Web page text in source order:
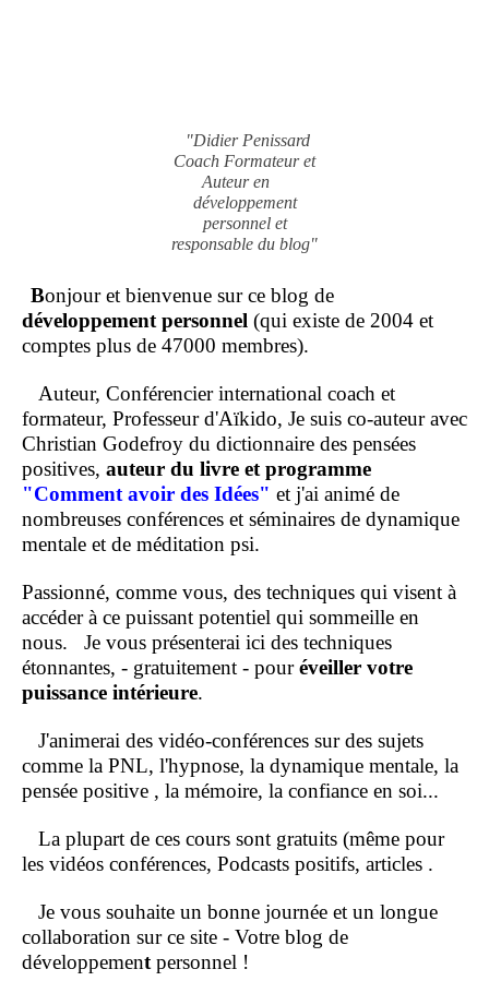
"Didier Penissard
Coach Formateur et
Auteur en
développement
personnel et
responsable du blog"
Bonjour et bienvenue sur ce blog de
développement personnel (qui existe de 2004 et
comptes plus de 47000 membres).
Auteur, Conférencier international coach et
formateur, Professeur d'Aïkido, Je suis co-auteur avec
Christian Godefroy du dictionnaire des pensées
positives, auteur du livre et programme
"Comment avoir des Idées" et j'ai animé de
nombreuses conférences et séminaires de dynamique
mentale et de méditation psi.
Passionné, comme vous, des techniques qui visent à
accéder à ce puissant potentiel qui sommeille en
nous. Je vous présenterai ici des techniques
étonnantes, - gratuitement - pouréveiller votre
puissance intérieure.
J'animerai des vidéo-conférences sur des sujets
comme la PNL, l'hypnose, la dynamique mentale, la
pensée positive , la mémoire, la confiance en soi...
La plupart de ces cours sont gratuits (même pour
les vidéos conférences, Podcasts positifs, articles .
Je vous souhaite un bonne journée et un longue
collaboration sur ce site - Votre blog de
développement personnel !